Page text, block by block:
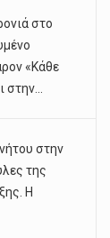
στο
«Κάθε
στην
της
Η